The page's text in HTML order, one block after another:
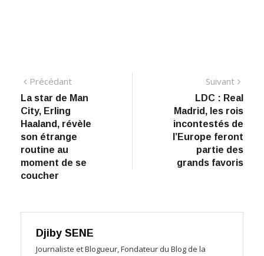
Navigation
de
l’article
PrécédantPrécédant:
La star de Man
City, Erling
Haaland, révèle
son étrange
routine au
moment de se
coucher
Suivant
LDC : Real
Madrid, les rois
incontestés de
l’Europe feront
partie des
grands favoris
Djiby SENE
Journaliste et Blogueur, Fondateur du Blog de la